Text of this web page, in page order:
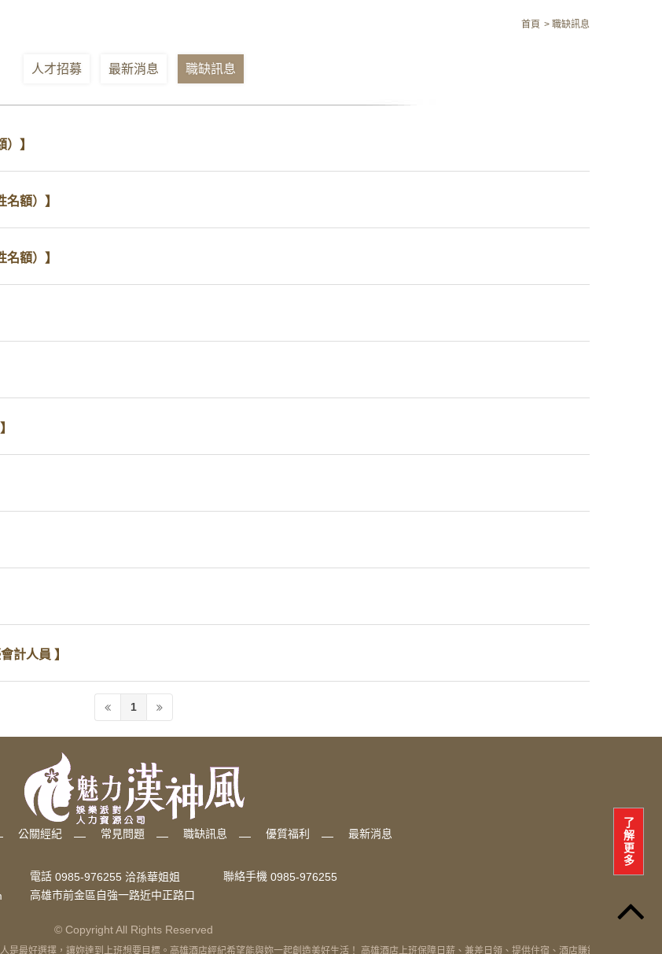
首頁 職缺訊息
人才招募 最新消息 職缺訊息
】
名額）】
名額）】
計人員 】
1
了
解
更
多
公關經紀 常見問題 職缺訊息 優質福利 最新消息
電話0985-976255 洽孫華姐姐 聯絡手機 0985-976255
高雄市前金區自強一路近中正路口
© Copyright All Rights Reserved
最好選擇，讓妳達到上班想要目標。高雄酒店經紀希望能與妳一起創造美好生活！ 高雄酒店上班保障日薪、兼差日領、提供住宿、酒店賺錢兼職優先選